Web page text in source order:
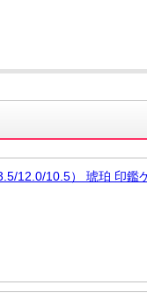
12.0/10.5） 琥珀 印鑑